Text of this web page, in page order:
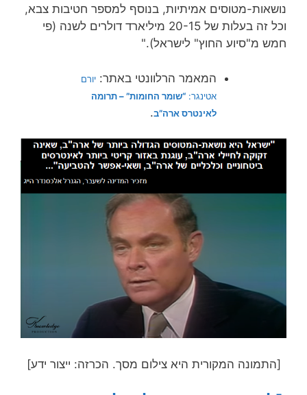
נושאות-מטוסים אמיתיות, בנוסף למספר חטיבות צבא,
וכל זה בעלות של 20-15 מיליארד דולרים לשנה (פי
חמש מ"סיוע החוץ" לישראל)."
המאמר הרלוונטי באתר: יורם
אטינגר: “שומר החומות” – תרומה
לאינטרס ארה”ב.
[התמונה המקורית היא צילום מסך. הכרזה: ייצור ידע]